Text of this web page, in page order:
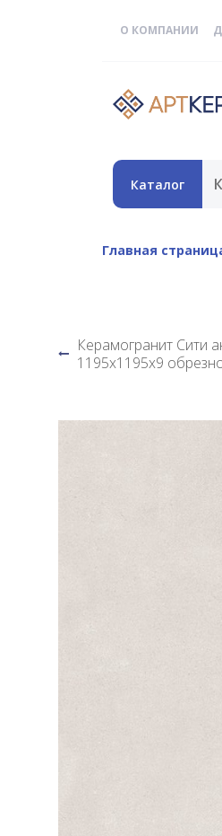
О КОМПАНИИ
Каталог
Главная
Керамогранит Сити
1195х1195х9